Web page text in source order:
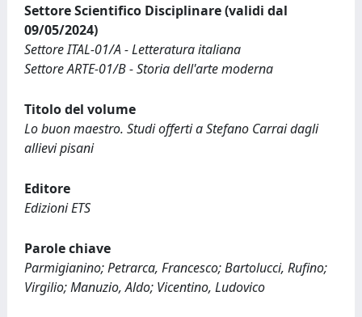
Settore Scientifico Disciplinare (validi dal
09/05/2024)
Settore ITAL-01/A - Letteratura italiana
Settore ARTE-01/B - Storia dell'arte moderna
Titolo del volume
Lo buon maestro. Studi offerti a Stefano Carrai dagli
allievi pisani
Editore
Edizioni ETS
Parole chiave
Parmigianino; Petrarca, Francesco; Bartolucci, Rufino;
Virgilio; Manuzio, Aldo; Vicentino, Ludovico